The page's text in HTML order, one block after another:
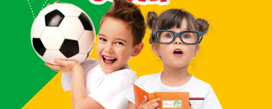
TERMINI E CONDIZIONIREGOLAMENTO
Vuoi conoscerci meglio?